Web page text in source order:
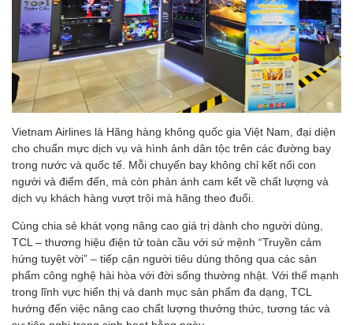
Vietnam Airlines là Hãng hàng không quốc gia Việt Nam, đại diện
cho chuẩn mực dịch vụ và hình ảnh dân tộc trên các đường bay
trong nước và quốc tế. Mỗi chuyến bay không chỉ kết nối con
người và điểm đến, mà còn phản ánh cam kết về chất lượng và
dịch vụ khách hàng vượt trội mà hãng theo đuổi.
Cùng chia sẻ khát vọng nâng cao giá trị dành cho người dùng,
TCL – thương hiệu điện tử toàn cầu với sứ mệnh “Truyền cảm
hứng tuyệt vời” – tiếp cận người tiêu dùng thông qua các sản
phẩm công nghệ hài hòa với đời sống thường nhật. Với thế mạnh
trong lĩnh vực hiển thị và danh mục sản phẩm đa dạng, TCL
hướng đến việc nâng cao chất lượng thưởng thức, tương tác và